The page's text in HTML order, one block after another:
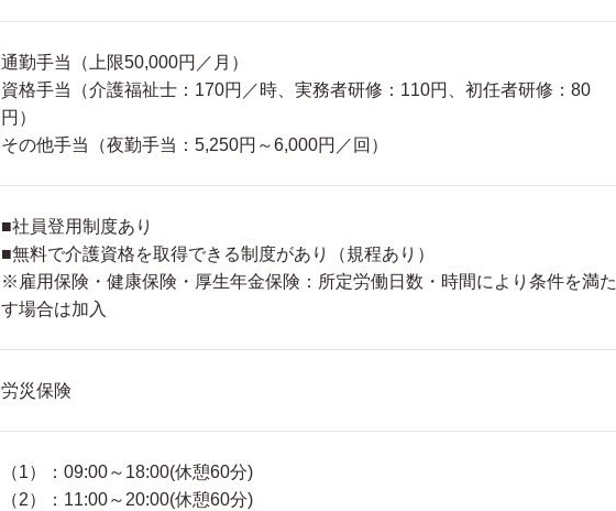
通勤手当（上限50,000円／月）
資格手当（介護福祉士：170円／時、実務者研修：110円、初任者研修：80
円）
その他手当（夜勤手当：5,250円～6,000円／回）
■社員登用制度あり
■無料で介護資格を取得できる制度があり（規程あり）
※雇用保険・健康保険・厚生年金保険：所定労働日数・時間により条件を満た
す場合は加入
労災保険
（1）：09:00～18:00(休憩60分)
（2）：11:00～20:00(休憩60分)